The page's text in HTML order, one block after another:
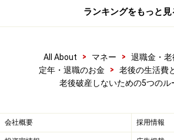
と42％増えて約170万4000円になり
取れます。早く死亡して年金を受け
ランキングをもっと見
All About > マネー > 退職金・
定年・退職のお金
> 老後の生活費
老後破産しないための5つのル
会社概要 採用情報